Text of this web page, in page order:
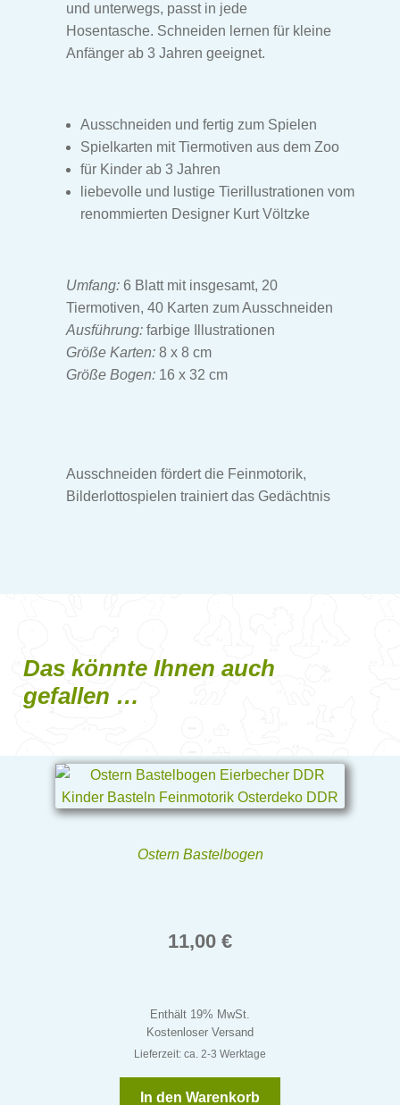
und unterwegs, passt in jede
Hosentasche. Schneiden lernen für kleine
Anfänger ab 3 Jahren geeignet.
Ausschneiden und fertig zum Spielen
Spielkarten mit Tiermotiven aus dem Zoo
für Kinder ab 3 Jahren
liebevolle und lustige Tierillustrationen vom
renommierten Designer Kurt Völtzke
Umfang:6 Blatt mit insgesamt, 20
Tiermotiven, 40 Karten zum Ausschneiden
Ausführung:farbige Illustrationen
Größe Karten:8 x 8 cm
Größe Bogen:16 x 32 cm
Ausschneiden fördert die Feinmotorik,
Bilderlottospielen trainiert das Gedächtnis
Das könnte Ihnen auch
gefallen …
Ostern Bastelbogen
11,00 €
Enthält 19% MwSt.
Kostenloser Versand
Lieferzeit: ca. 2-3 Werktage
In den Warenkorb